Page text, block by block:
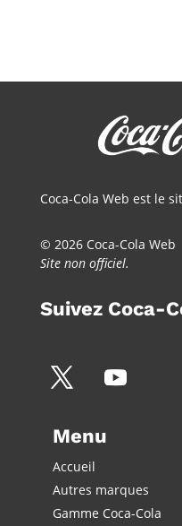
Coca-Cola Web est le
© 2026 Coca-Cola Web
Site non officiel.
Suivez Coca-
Menu
Accueil
Autres marques
Gamme Coca-Cola